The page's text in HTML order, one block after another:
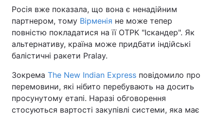
Росія вже показала, що вона є ненадійним
партнером, тому Вірменія не може тепер
повністю покладатися на її ОТРК "Іскандер". Як
альтернативу, країна може придбати індійські
балістичні ракети Pralay.
Зокрема The New Indian Express повідомило про
перемовини, які нібито перебувають на досить
просунутому етапі. Наразі обговорення
стосуються вартості закупівлі системи, яка має